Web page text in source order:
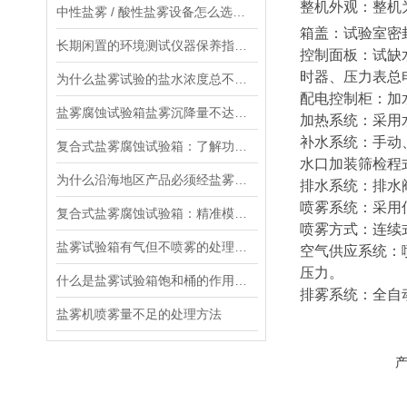
盐雾机喷雾量不足的处理方法
整机外观：整机
箱盖：试验室密
控制面板：试缺
时器、压力表总
配电控制柜：
加热系统：采用
补水系统：手动
水口加装筛检程
排水系统：排水
喷雾系统：采
喷雾方式：连续
空气供应系统：
压力。
排雾系统：全自